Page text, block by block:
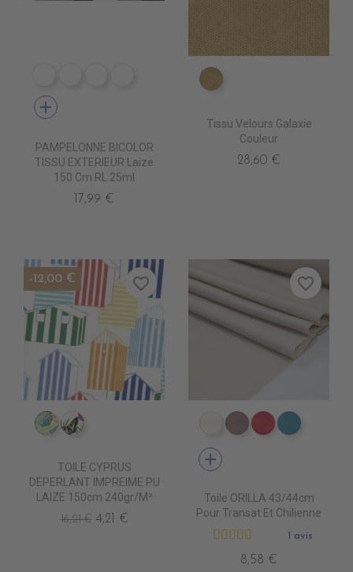
DE1012 MARBRE STONE
DE1006 MARBRE COLAS
add
PAMPELONNE BICOLOR
TISSU EXTERIEUR Laize
150 Cm RL 25ml
17,99 €
ES1811 ECALIN
Tissu Velours Galaxie
Couleur
28,60 €
IM0805 FAUVE
TOILE CYPRUS
DEPERLANT IMPREIME PU
LAIZE 150cm 240gr/m²
16,21 € 4,21 €
-12,00 € favorite_border
DT0001 ECRU
DT0003DT0005DT0022
add
Toile ORILLA 43/44cm
Pour Transat Et Chilienne
1 avis
8,58 €
favorite_border